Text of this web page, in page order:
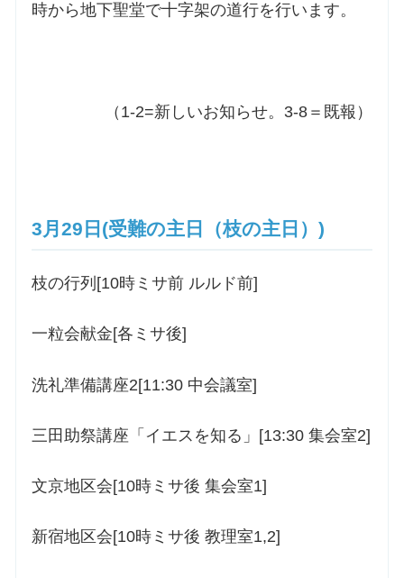
時から地下聖堂で十字架の道行を行います。
（1-2=新しいお知らせ。3-8＝既報）
3月29日(受難の主日（枝の主日）)
枝の行列[10時ミサ前 ルルド前]
一粒会献金[各ミサ後]
洗礼準備講座2[11:30 中会議室]
三田助祭講座「イエスを知る」[13:30 集会室2]
文京地区会[10時ミサ後 集会室1]
新宿地区会[10時ミサ後 教理室1,2]